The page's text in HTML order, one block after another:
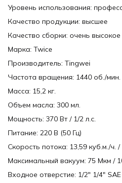
Уровень использования:
Качество продукции: высшее
Качество сборки: очень высокое
Марка: Twice
Производитель: Tingwei
Частота вращения: 1440 об./мин.
Масса: 15,2 кг.
Объем масла: 300 мл.
Мощность: 370 Вт / 1/2 л.с.
Питание: 220 В (50 Гц)
Скорость потока: 13,59 куб.м./ч. /
Максимальный вакуум: 75 Мкм /
Входное отверстие: 1/2" 1/4" SAE